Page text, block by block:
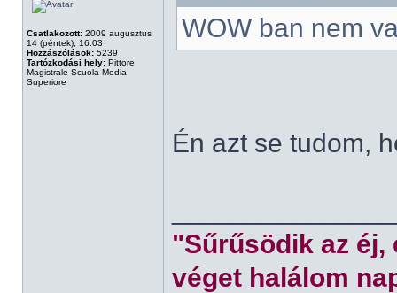
Csatlakozott: 2009 augusztus
14 (péntek), 16:03
Hozzászólások: 5239
Tartózkodási hely: Pittore
Magistrale Scuola Media
Superiore
WOW ban nem
Én azt se tudom,
"Sűrűsödik az éj,
véget halálom